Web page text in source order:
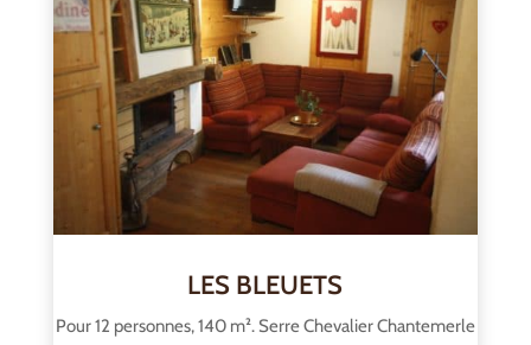
LES BLEUETS
Pour 12 personnes, 140 m². Serre Chevalier Chantemerle